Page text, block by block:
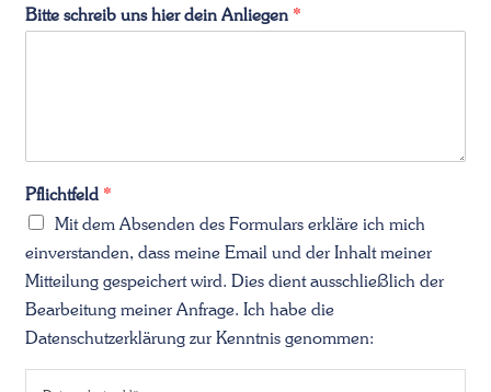
Bitte schreib uns hier dein Anliegen *
Pflichtfeld *
Mit dem Absenden des Formulars erkläre ich mich
einverstanden, dass meine Email und der Inhalt meiner
Mitteilung gespeichert wird. Dies dient ausschließlich der
Bearbeitung meiner Anfrage. Ich habe die
Datenschutzerklärung zur Kenntnis genommen: